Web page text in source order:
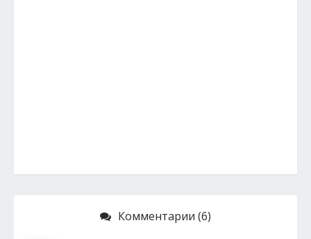
Комментарии (6)